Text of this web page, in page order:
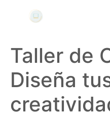
Taller de
Diseña